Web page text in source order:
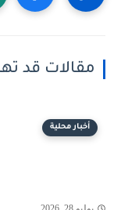
مقالات قد
أخبار محلية